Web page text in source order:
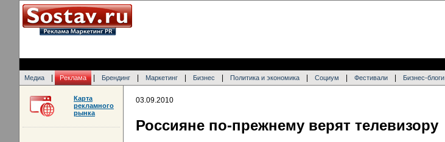
Медиа Реклама Брендинг Маркетинг Бизнес Политика и экономика Социум Фестивали Бизнес-блоги
03.09.2010
Россияне по-прежнему верят телевизору
Карта
рекламного
рынка